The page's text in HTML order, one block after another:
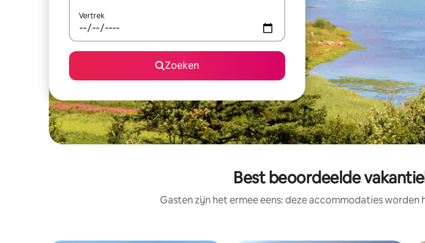
Vertrek
Zoeken
Best beoordeelde
Gasten zijn het ermee eens: deze accommodaties